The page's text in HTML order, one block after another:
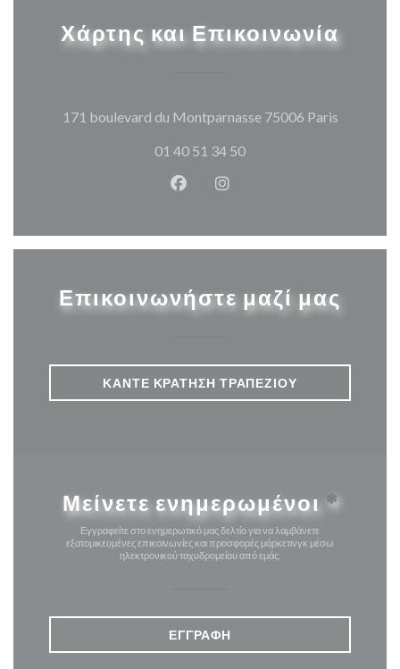
Χάρτης και Επικοινωνία
171 boulevard du Montparnasse 75006 Paris
01 40 51 34 50
Facebook ((ανοίγει σε νέο
Instagram ((ανοίγει σε
Επικοινωνήστε μαζί μας
ΚΆΝΤΕ ΚΡΆΤΗΣΗ ΤΡΑΠΕΖΙΟΎ
Μείνετε ενημερωμένοι *
Εγγραφείτε στο ενημερωτικό μας δελτίο για να λαμβάνετε
εξατομικευμένες επικοινωνίες και προσφορές μάρκετινγκ μέσω
ηλεκτρονικού ταχυδρομείου από εμάς.
ΕΓΓΡΑΦΉ